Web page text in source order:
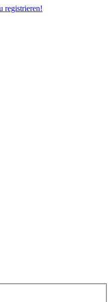
registrieren!